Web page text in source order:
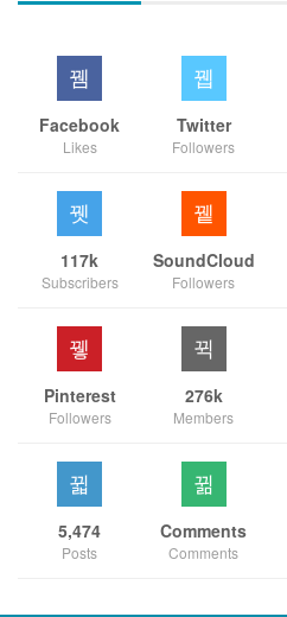
Facebook
Likes
Twitter
Followers
117k
Subscribers
SoundCloud
Followers
Pinterest
Followers
276k
Members
5,474
Posts
Comments
Comments